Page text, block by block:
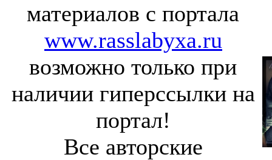
материалов с портала
www.rasslabyxa.ru
возможно только при
наличии гиперссылки на
портал!
Все авторские